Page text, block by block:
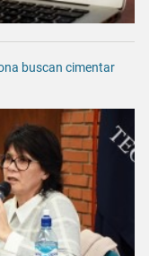
buscan cimentar